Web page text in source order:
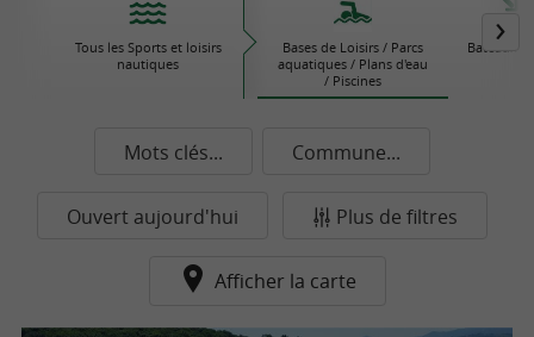
Tous les Sports et loisirs
nautiques
Bases de Loisirs / Parcs
aquatiques / Plans d'eau
/ Piscines
Bateaux /
Mots clés... Commune...
Ouvert aujourd'hui Plus de filtres
Afficher la carte